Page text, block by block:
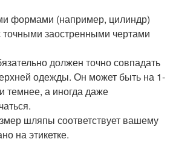
формами (например, цилиндр)
заостренными чертами
должен точно совпадать
одежды. Он может быть на 1-
темнее, а иногда даже
шляпы соответствует вашему
на этикетке.